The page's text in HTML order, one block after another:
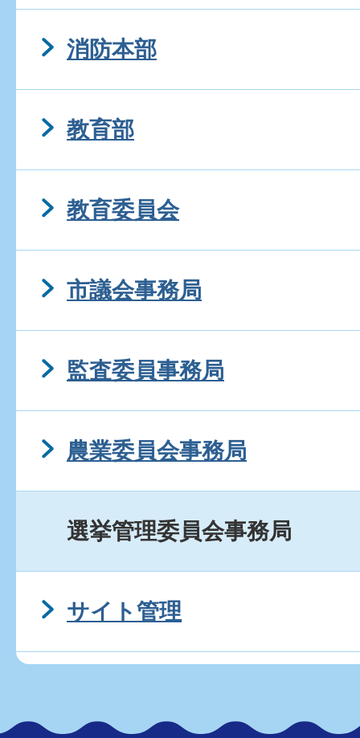
消防本部
教育部
教育委員会
市議会事務局
監査委員事務局
農業委員会事務局
選挙管理委員会事務局
サイト管理